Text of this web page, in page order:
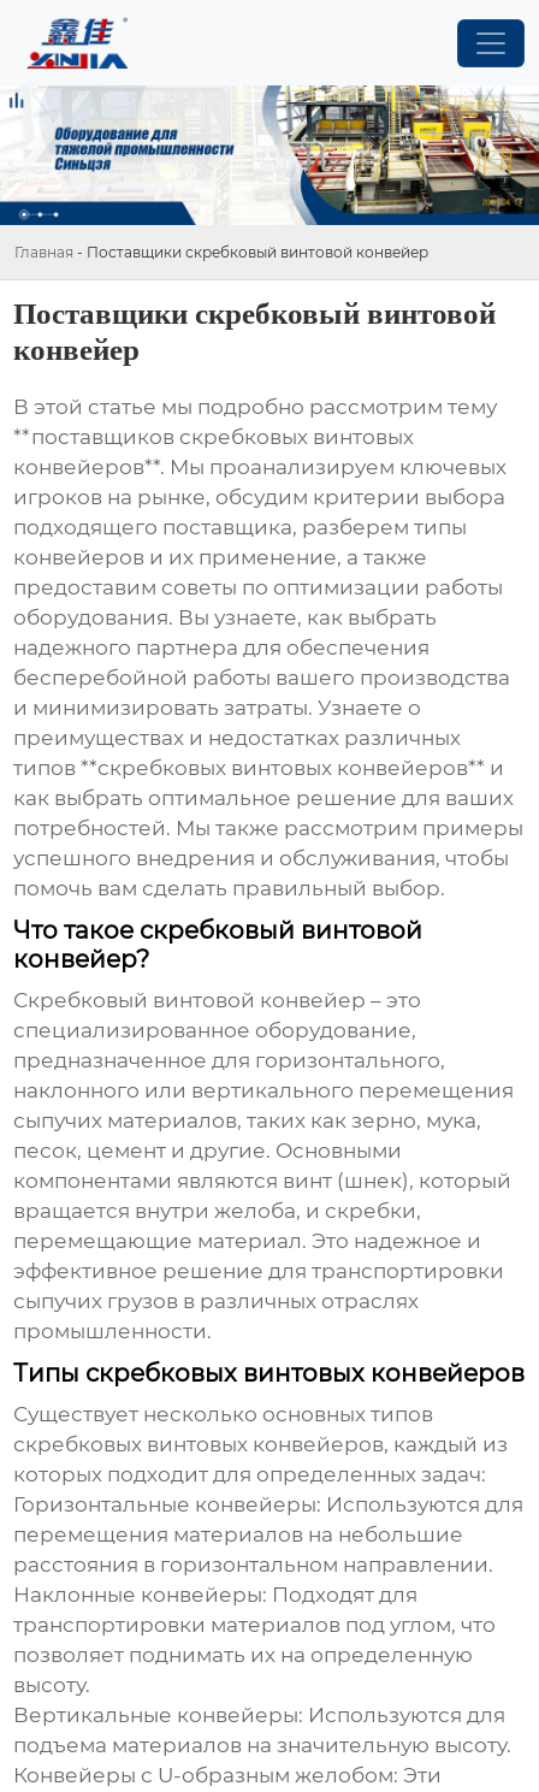
Главная - Поставщики скребковый винтовой конвейер
Поставщики скребковый винтовой
конвейер
В этой статье мы подробно рассмотрим тему
**поставщиков скребковых винтовых
конвейеров**. Мы проанализируем ключевых
игроков на рынке, обсудим критерии выбора
подходящего поставщика, разберем типы
конвейеров и их применение, а также
предоставим советы по оптимизации работы
оборудования. Вы узнаете, как выбрать
надежного партнера для обеспечения
бесперебойной работы вашего производства
и минимизировать затраты. Узнаете о
преимуществах и недостатках различных
типов **скребковых винтовых конвейеров** и
как выбрать оптимальное решение для ваших
потребностей. Мы также рассмотрим примеры
успешного внедрения и обслуживания, чтобы
помочь вам сделать правильный выбор.
Что такое скребковый винтовой
конвейер?
Скребковый винтовой конвейер – это
специализированное оборудование,
предназначенное для горизонтального,
наклонного или вертикального перемещения
сыпучих материалов, таких как зерно, мука,
песок, цемент и другие. Основными
компонентами являются винт (шнек), который
вращается внутри желоба, и скребки,
перемещающие материал. Это надежное и
эффективное решение для транспортировки
сыпучих грузов в различных отраслях
промышленности.
Типы скребковых винтовых конвейеров
Существует несколько основных типов
скребковых винтовых конвейеров, каждый из
которых подходит для определенных задач:
Горизонтальные конвейеры: Используются для
перемещения материалов на небольшие
расстояния в горизонтальном направлении.
Наклонные конвейеры: Подходят для
транспортировки материалов под углом, что
позволяет поднимать их на определенную
высоту.
Вертикальные конвейеры: Используются для
подъема материалов на значительную высоту.
Конвейеры с U-образным желобом: Эти